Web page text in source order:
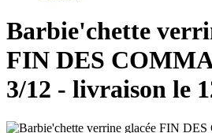
Barbie'chette
FIN DES
3/12 - livraison le